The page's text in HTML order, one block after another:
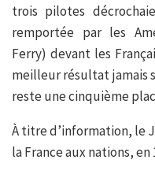
trois pilotes
remportée par les
Ferry) devant les
meilleur résultat jamais
reste une cinquième
À titre d’information, le
la France aux nations, en